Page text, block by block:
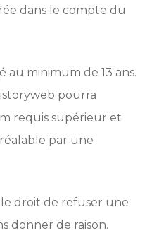
dans le compte du
au minimum de 13 ans.
pourra
requis supérieur et
par une
droit de refuser une
donner de raison.